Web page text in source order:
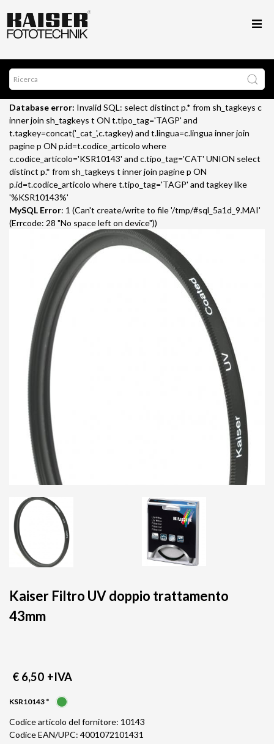
Database error: Invalid SQL: select distinct p.* from sh_tagkeys c
inner join sh_tagkeys t ON t.tipo_tag='TAGP' and
t.tagkey=concat('_cat_',c.tagkey) and t.lingua=c.lingua inner join
pagine p ON p.id=t.codice_articolo where
c.codice_articolo='KSR10143' and c.tipo_tag='CAT' UNION select
distinct p.* from sh_tagkeys t inner join pagine p ON
p.id=t.codice_articolo where t.tipo_tag='TAGP' and tagkey like
'%KSR10143%'
MySQL Error: 1 (Can't create/write to file '/tmp/#sql_5a1d_9.MAI'
(Errcode: 28 "No space left on device"))
Kaiser Filtro UV doppio trattamento
43mm
€ 6,50 +IVA
KSR10143 °
Codice articolo del fornitore: 10143
Codice EAN/UPC: 4001072101431